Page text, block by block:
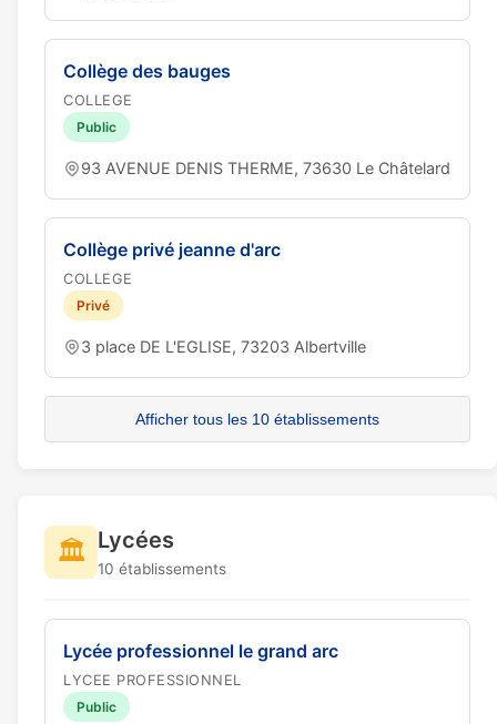
Collège des bauges
COLLEGE
Public
93 AVENUE DENIS THERME, 73630 Le Châtelard
Collège privé jeanne d'arc
COLLEGE
Privé
3 place DE L'EGLISE, 73203 Albertville
Afficher tous les 10 établissements
🏛️ Lycées
10 établissements
Lycée professionnel le grand arc
LYCEE PROFESSIONNEL
Public